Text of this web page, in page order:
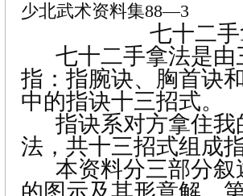
少北武术资料集88—3
七十二
七十二手拿法是
指：指腕诀、胸首诀
中的指诀十三招式。
指诀系对方拿住
法，共十三招式组成
本资料分三部分